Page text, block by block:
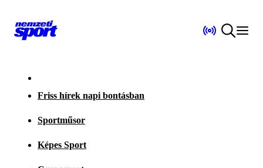
Friss hírek napi bontásban
Sportműsor
Képes Sport